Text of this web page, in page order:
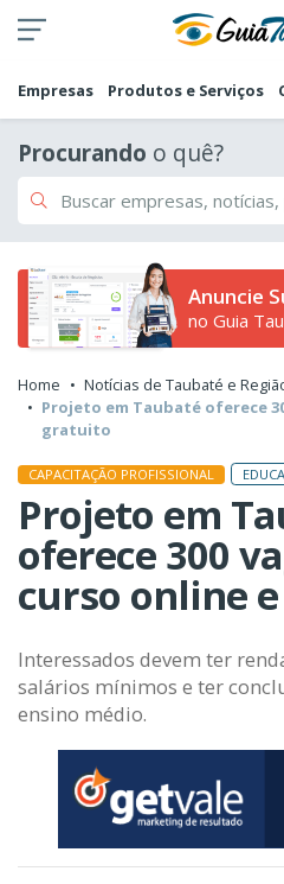
Empresas Produtos e Serviços
Procurando o quê?
Anuncie
no Guia
Home Notícias de Taubaté e
Projeto em Taubaté oferece
gratuito
CAPACITAÇÃO PROFISSIONAL
Projeto em
oferece 300
curso online
Interessados devem ter
salários mínimos e ter
ensino médio.